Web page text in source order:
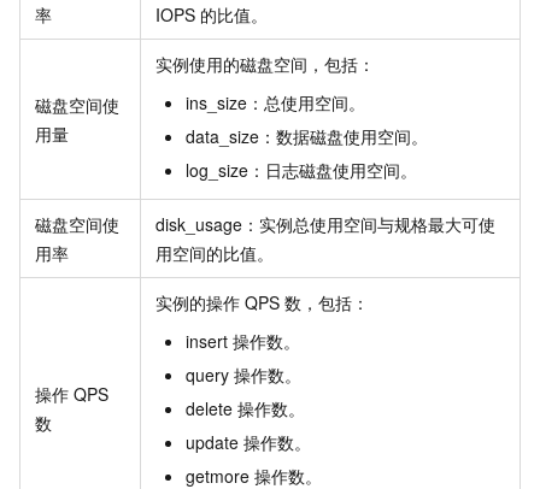
率
IOPS 的比值。
磁盘空间使
用量
实例使用的磁盘空间，包括：
ins_size：总使用空间。
data_size：数据磁盘使用空间。
log_size：日志磁盘使用空间。
磁盘空间使
用率
disk_usage：实例总使用空间与规格最大可使
用空间的比值。
操作 QPS
数
实例的操作 QPS 数，包括：
insert 操作数。
query 操作数。
delete 操作数。
update 操作数。
getmore 操作数。